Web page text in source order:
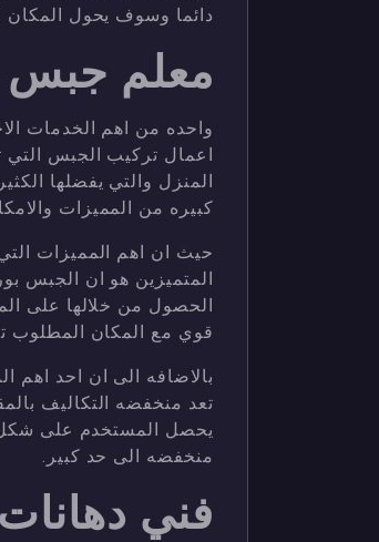
دائما وسوف يحول
معلم جبس
واحده من اهم الخدمات
اعمال تركيب الجبس التي
المنزل والتي يفضلها
كبيره من المميزات
حيث ان اهم المميزات
المتميزين هو ان الجبس
الحصول من خلالها على
قوي مع المكان المطلوب
بالاضافه الى ان احد اهم
تعد منخفضه التكاليف
يحصل المستخدم على
منخفضه الى حد كبير.
فني دهانات